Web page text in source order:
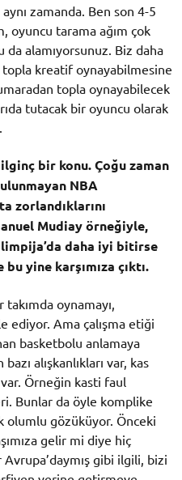
zamanda. Ben son 4-5
oyuncu tarama ağım çok
alamıyorsunuz. Biz daha
topla kreatif oynayabilmesine
topla oynayabilecek
tutacak bir oyuncu olarak
bir konu. Çoğu zaman
NBA
zorlandıklarını
Mudiay örneğiyle,
daha iyi bitirse
yine karşımıza çıktı.
takımda oynamayı,
ediyor. Ama çalışma etiği
basketbolu anlamaya
alışkanlıkları var, kas
Örneğin kasti faul
Bunlar da öyle komplike
gözüküyor. Önceki
gelir mi diye hiç
gibi ilgili, bizi